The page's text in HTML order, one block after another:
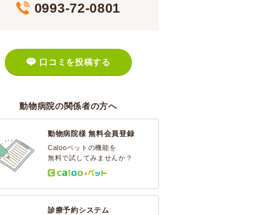
0993-72-0801
口コミを投稿する
動物病院の関係者の方へ
動物病院様 無料会員登録
Calooペットの機能を
無料で試してみませんか？
診療予約システム